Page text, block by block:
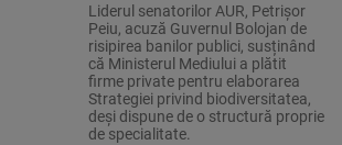
Liderul senatorilor AUR, Petrișor
Peiu, acuză Guvernul Bolojan de
risipirea banilor publici, susținând
că Ministerul Mediului a plătit
firme private pentru elaborarea
Strategiei privind biodiversitatea,
deși dispune de o structură proprie
de specialitate.